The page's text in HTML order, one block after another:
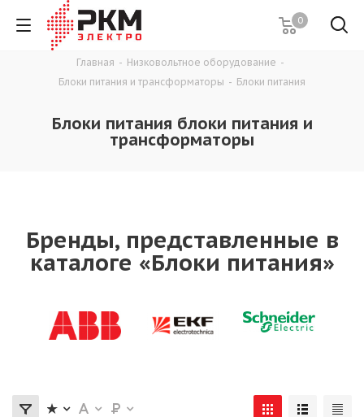
0
Главная - Низковольтное оборудование -
Блоки питания и трансформаторы - Блоки питания
Блоки питания блоки питания и
трансформаторы
Бренды, представленные в
каталоге «Блоки питания»